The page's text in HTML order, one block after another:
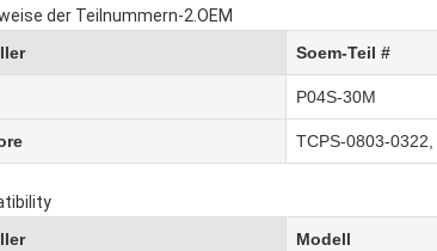
der Teilnummern-2.OEM
Soem-Teil #
P04S-30M
TCPS-0803-0322,
Modell